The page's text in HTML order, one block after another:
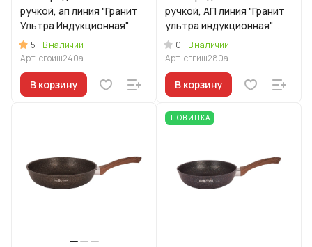
ручкой, ап линия "Гранит
Ультра Индукционная"
(оригинальный)
5
В наличии
Арт.сгоиш240а
В корзину
ручкой, АП линия "Гранит
ультра индукционная"
(Синий)
0
В наличии
Арт.сггиш280а
В корзину
НОВИНКА